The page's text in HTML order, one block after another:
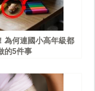
為何連國小高年級都
的5件事